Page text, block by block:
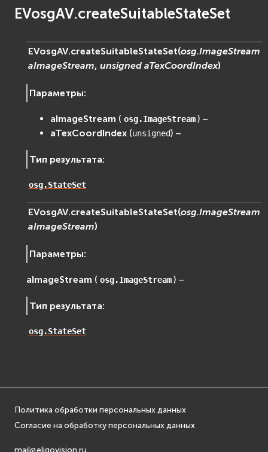
Базовые модули (Core)
EVcommon
evlua
evxml
Граф Сцены (Scene Graph)
EVosgAV
EVosgAnimation
EVosgHMD
EVosgShadow
EVosgUtil
EVosgViewer
osgAnimation
osgDB
osgParticle
osgText
Физика (Physics)
bullet
Фаиловая система (File System)
EVosgAV.createSuitableStateSet
EVosgAV.createSuitableStateSet(osg.ImageStream
aImageStream,unsigned aTexCoordIndex)
Параметры:
aImageStream ( osg.ImageStream ) –
aTexCoordIndex (unsigned) –
Тип результата:
osg.StateSet
EVosgAV.createSuitableStateSet(osg.ImageStream
aImageStream)
Параметры:
aImageStream ( osg.ImageStream ) –
Тип результата:
osg.StateSet
Политика обработки персональных данных
Согласие на обработку персональных данных